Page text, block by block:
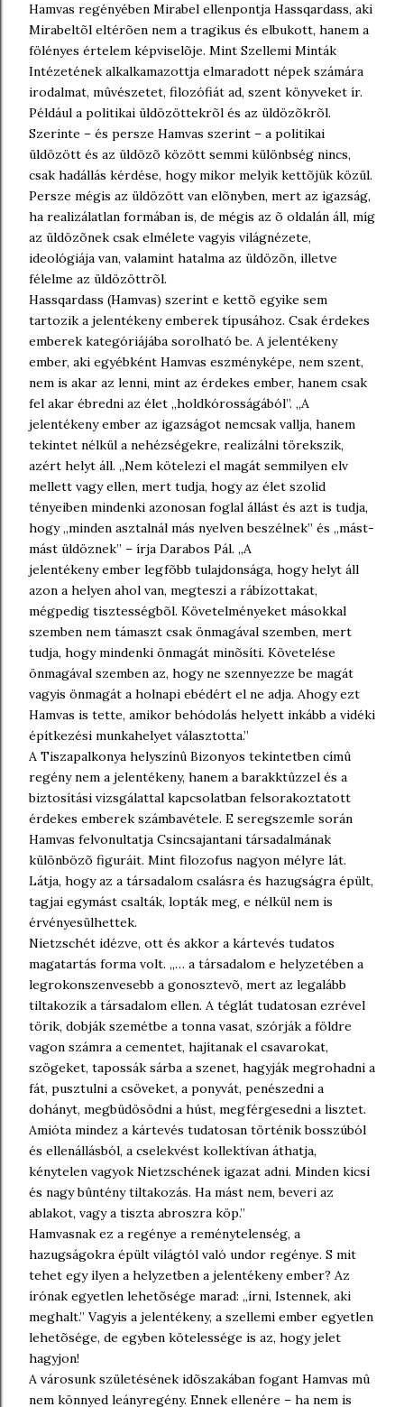
Hamvas regényében Mirabel ellenpontja Hassqardass, aki
Mirabeltõl eltérõen nem a tragikus és elbukott, hanem a
fölényes értelem képviselõje. Mint Szellemi Minták
Intézetének alkalkamazottja elmaradott népek számára
irodalmat, mûvészetet, filozófiát ad, szent könyveket ír.
Például a politikai üldözöttekrõl és az üldözõkrõl.
Szerinte – és persze Hamvas szerint – a politikai
üldözött és az üldözõ között semmi különbség nincs,
csak hadállás kérdése, hogy mikor melyik kettõjük közül.
Persze mégis az üldözött van elõnyben, mert az igazság,
ha realizálatlan formában is, de mégis az õ oldalán áll, míg
az üldözõnek csak elmélete vagyis világnézete,
ideológiája van, valamint hatalma az üldözõn, illetve
félelme az üldözöttrõl.
Hassqardass (Hamvas) szerint e kettõ egyike sem
tartozik a jelentékeny emberek típusához. Csak érdekes
emberek kategóriájába sorolható be. A jelentékeny
ember, aki egyébként Hamvas eszményképe, nem szent,
nem is akar az lenni, mint az érdekes ember, hanem csak
fel akar ébredni az élet ,,holdkórosságából”. ,,A
jelentékeny ember az igazságot nemcsak vallja, hanem
tekintet nélkül a nehézségekre, realizálni törekszik,
azért helyt áll. ,,Nem kötelezi el magát semmilyen elv
mellett vagy ellen, mert tudja, hogy az élet szolid
tényeiben mindenki azonosan foglal állást és azt is tudja,
hogy ,,minden asztalnál más nyelven beszélnek” és ,,mást-
mást üldöznek” – írja Darabos Pál. ,,A
jelentékeny ember legfõbb tulajdonsága, hogy helyt áll
azon a helyen ahol van, megteszi a rábízottakat,
mégpedig tisztességbõl. Követelményeket másokkal
szemben nem támaszt csak önmagával szemben, mert
tudja, hogy mindenki önmagát minõsíti. Követelése
önmagával szemben az, hogy ne szennyezze be magát
vagyis önmagát a holnapi ebédért el ne adja. Ahogy ezt
Hamvas is tette, amikor behódolás helyett inkább a vidéki
építkezési munkahelyet választotta.”
A Tiszapalkonya helyszínû Bizonyos tekintetben címû
regény nem a jelentékeny, hanem a barakktûzzel és a
biztosítási vizsgálattal kapcsolatban felsorakoztatott
érdekes emberek számbavétele. E seregszemle során
Hamvas felvonultatja Csincsajantani társadalmának
különbözõ figuráit. Mint filozofus nagyon mélyre lát.
Látja, hogy az a társadalom csalásra és hazugságra épült,
tagjai egymást csalták, lopták meg, e nélkül nem is
érvényesülhettek.
Nietzschét idézve, ott és akkor a kártevés tudatos
magatartás forma volt. ,,… a társadalom e helyzetében a
legrokonszenvesebb a gonosztevõ, mert az legalább
tiltakozik a társadalom ellen. A téglát tudatosan ezrével
törik, dobják szemétbe a tonna vasat, szórják a földre
vagon számra a cementet, hajítanak el csavarokat,
szögeket, tapossák sárba a szenet, hagyják megrohadni a
fát, pusztulni a csöveket, a ponyvát, penészedni a
dohányt, megbüdösödni a húst, megférgesedni a lisztet.
Amióta mindez a kártevés tudatosan történik bosszúból
és ellenállásból, a cselekvést kollektívan áthatja,
kénytelen vagyok Nietzschének igazat adni. Minden kicsi
és nagy bûntény tiltakozás. Ha mást nem, beveri az
ablakot, vagy a tiszta abroszra köp.”
Hamvasnak ez a regénye a reménytelenség, a
hazugságokra épült világtól való undor regénye. S mit
tehet egy ilyen a helyzetben a jelentékeny ember? Az
írónak egyetlen lehetõsége marad: ,,írni, Istennek, aki
meghalt.” Vagyis a jelentékeny, a szellemi ember egyetlen
lehetõsége, de egyben kötelessége is az, hogy jelet
hagyjon!
A városunk születésének idõszakában fogant Hamvas mû
nem könnyed leányregény. Ennek ellenére – ha nem is